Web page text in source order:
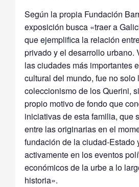
Según la propia Fundación
exposición busca «traer a
que ejemplifica la relación
privado y el desarrollo urbano.
las ciudades más importantes
cultural del mundo, fue no solo
coleccionismo de los Querini,
propio motivo de fondo que
iniciativas de esta familia, que
entre las originarias en el
fundación de la ciudad-Estado
activamente en los eventos
económicos de la urbe a lo
historia».